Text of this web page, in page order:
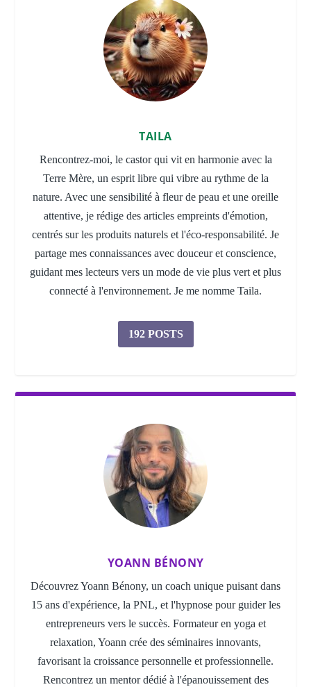
TAILA
Rencontrez-moi, le castor qui vit en harmonie avec la
Terre Mère, un esprit libre qui vibre au rythme de la
nature. Avec une sensibilité à fleur de peau et une oreille
attentive, je rédige des articles empreints d'émotion,
centrés sur les produits naturels et l'éco-responsabilité. Je
partage mes connaissances avec douceur et conscience,
guidant mes lecteurs vers un mode de vie plus vert et plus
connecté à l'environnement. Je me nomme Taila.
192 POSTS
YOANN BÉNONY
Découvrez Yoann Bénony, un coach unique puisant dans
15 ans d'expérience, la PNL, et l'hypnose pour guider les
entrepreneurs vers le succès. Formateur en yoga et
relaxation, Yoann crée des séminaires innovants,
favorisant la croissance personnelle et professionnelle.
Rencontrez un mentor dédié à l'épanouissement des